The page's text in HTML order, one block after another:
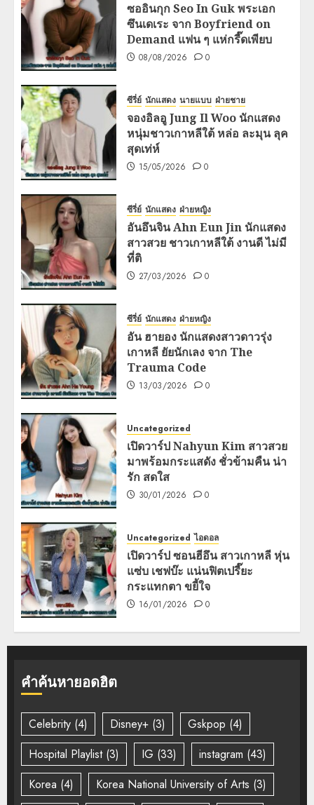
ซออินกุก Seo In Guk พระเอก
ซึนเดเระ จาก Boyfriend on
Demand แฟน ๆ แห่กรี๊ดเพียบ
08/08/2026 0
ซีรี่ย์ นักแสดง นายแบบ ฝ่ายชาย
จองอิลอู Jung Il Woo นักแสดง
หนุ่มชาวเกาหลีใต้ หล่อ ละมุน ลุค
สุดเท่ห์
15/05/2026 0
ซีรี่ย์ นักแสดง ฝ่ายหญิง
อันอึนจิน Ahn Eun Jin นักแสดง
สาวสวย ชาวเกาหลีใต้ งานดี ไม่มี
ที่ติ
27/03/2026 0
ซีรี่ย์ นักแสดง ฝ่ายหญิง
อัน ฮายอง นักแสดงสาวดาวรุ่ง
เกาหลี ยัยนักเลง จาก The
Trauma Code
13/03/2026 0
Uncategorized
เปิดวาร์ป Nahyun Kim สาวสวย
มาพร้อมกระแสดัง ชั่วข้ามคืน น่า
รัก สดใส
30/01/2026 0
Uncategorized ไอดอล
เปิดวาร์ป ซอนฮีอึน สาวเกาหลี หุ่น
แซ่บ เชฟบ๊ะ แน่นฟิตเปรี๊ยะ
กระแทกตา ขยี้ใจ
16/01/2026 0
คำค้นหายอดฮิต
Celebrity (4) Disney+ (3) Gskpop (4)
Hospital Playlist(3) IG (33) instagram (43)
Korea (4) Korea National University of Arts (3)